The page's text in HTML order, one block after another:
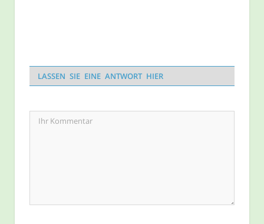
LASSEN SIE EINE ANTWORT HIER